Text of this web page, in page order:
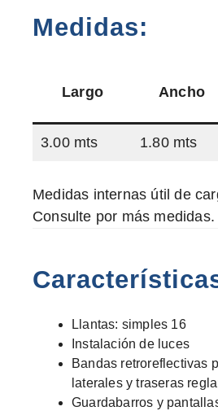
Medidas:
Largo Ancho
3.00 mts 1.80 mts
Medidas internas útil de
Consulte por más medidas.
Llantas: simples 16
Instalación de luces
Bandas retroreflectivas
laterales y traseras
Guardabarros y